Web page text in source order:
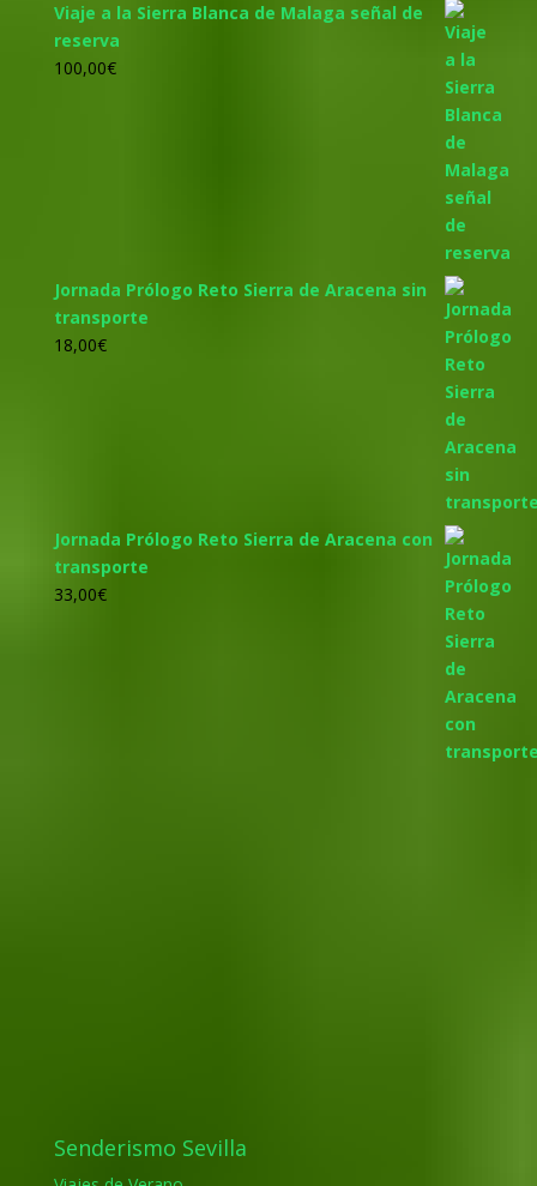
Viaje a la Sierra Blanca de Malaga señal de
reserva
100,00€
Jornada Prólogo Reto Sierra de Aracena sin
transporte
18,00€
Jornada Prólogo Reto Sierra de Aracena con
transporte
33,00€
Senderismo Sevilla